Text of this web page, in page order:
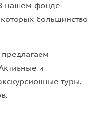
нашем фонде
большинство
и
туры,